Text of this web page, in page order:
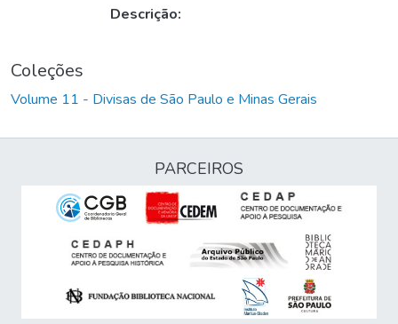
Descrição:
Coleções
Volume 11 - Divisas de São Paulo e Minas Gerais
PARCEIROS